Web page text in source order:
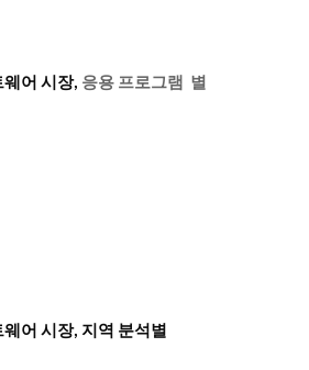
웨어 시장, 응용 프로그램 별
웨어 시장, 지역 분석별